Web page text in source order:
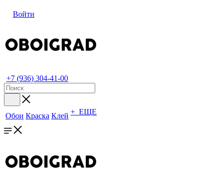
Войти
+7 (936) 304-41-00
Обои Краска Клей + ЕЩЕ